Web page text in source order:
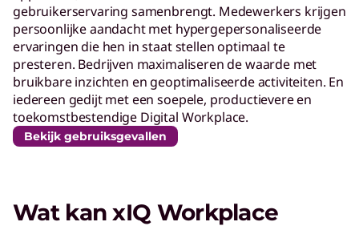
gebruikerservaring samenbrengt. Medewerkers krijgen
persoonlijke aandacht met hypergepersonaliseerde
ervaringen die hen in staat stellen optimaal te
presteren. Bedrijven maximaliseren de waarde met
bruikbare inzichten en geoptimaliseerde activiteiten. En
iedereen gedijt met een soepele, productievere en
toekomstbestendige Digital Workplace.
Bekijk gebruiksgevallen
Wat kan xIQ Workplace